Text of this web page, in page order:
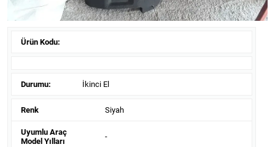
Ürün Kodu:
Durumu: İkinci El
Renk Siyah
Uyumlu Araç
Model Yılları
-